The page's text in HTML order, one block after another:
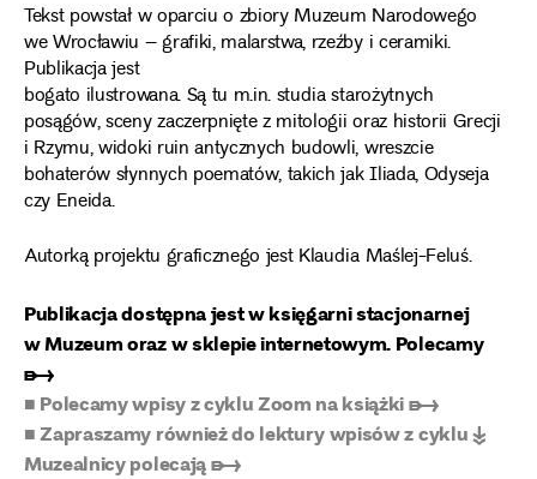
Tekst powstał w oparciu o zbiory Muzeum Narodowego
we Wrocławiu – grafiki, malarstwa, rzeźby i ceramiki.
Publikacja jest
bogato ilustrowana. Są tu m.in. studia starożytnych
posągów, sceny zaczerpnięte z mitologii oraz historii Grecji
i Rzymu, widoki ruin antycznych budowli, wreszcie
bohaterów słynnych poematów, takich jak Iliada, Odyseja
czy Eneida.
Autorką projektu graficznego jest Klaudia Maślej-Feluś.
Publikacja dostępna jest w księgarni stacjonarnej
w Muzeum oraz w sklepie internetowym. Polecamy
➸
■ Polecamy wpisy z cyklu Zoom na książki ➸
■ Zapraszamy również do lektury wpisów z cyklu ↡
Muzealnicy polecają ➸